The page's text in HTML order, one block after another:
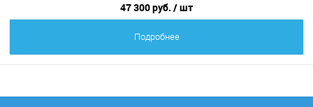
47 300 руб. / шт
Подробнее